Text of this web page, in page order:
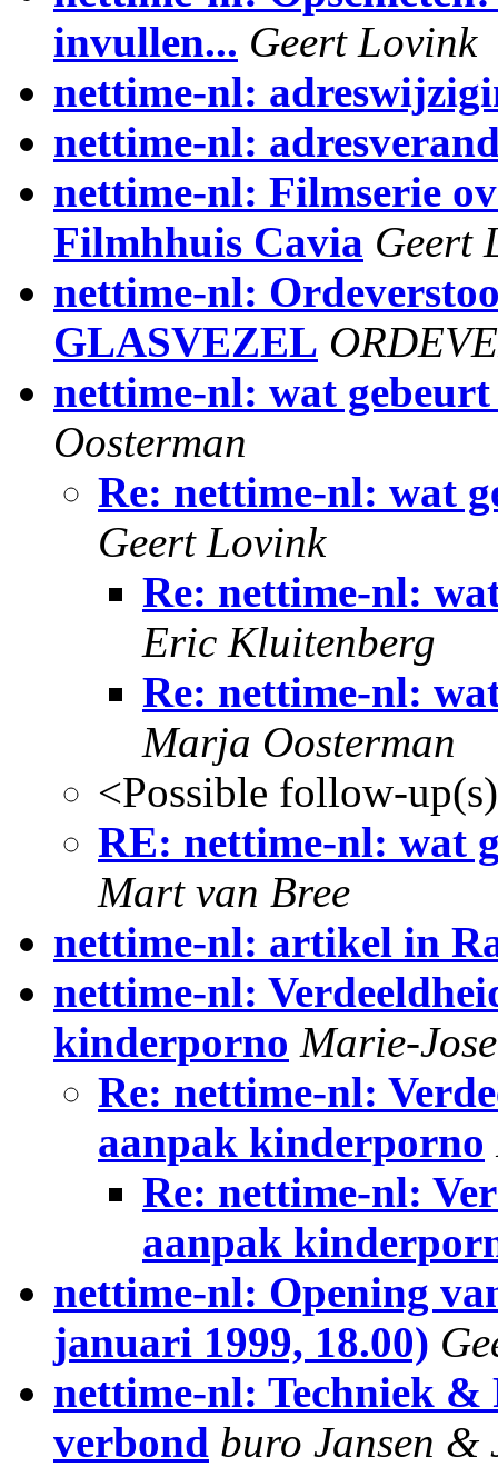
invullen... Geert Lovink
nettime-nl:
nettime-nl:
nettime-nl: Filmserie
Filmhhuis Cavia Geert
nettime-nl:
GLASVEZEL
nettime-nl: wat
Oosterman
Re: nettime-nl: wat
Geert Lovink
Re: nettime-nl:
Eric Kluitenberg
Re: nettime-nl:
Marja Oosterman
<Possible follow-
RE: nettime-nl: wat
Mart van Bree
nettime-nl: artikel in
nettime-nl:
kinderporno Marie-
Re: nettime-nl:
aanpak kinderporno
Re: nettime-nl:
aanpak
nettime-nl: Opening
januari 1999, 18.00)
nettime-nl: Techniek
verbond buro Jansen &